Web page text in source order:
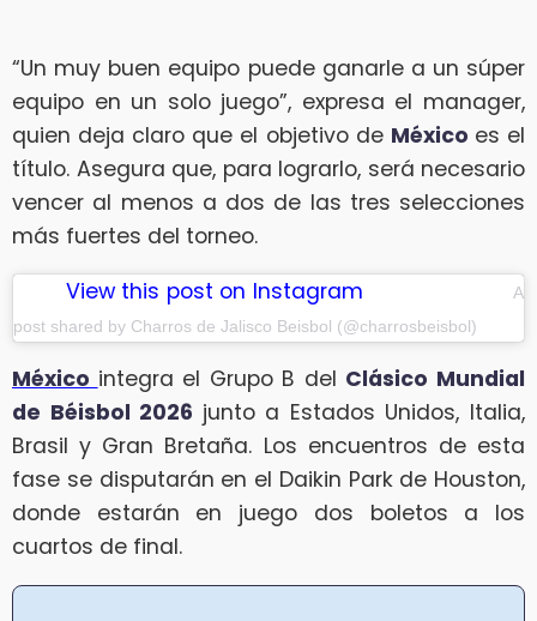
“Un muy buen equipo puede ganarle a un súper
equipo en un solo juego”, expresa el manager,
quien deja claro que el objetivo de México es el
título. Asegura que, para lograrlo, será necesario
vencer al menos a dos de las tres selecciones
más fuertes del torneo.
View this post on Instagram
A
post shared by Charros de Jalisco Beisbol (@charrosbeisbol)
México integra el Grupo B del Clásico Mundial
de Béisbol 2026 junto a Estados Unidos, Italia,
Brasil y Gran Bretaña. Los encuentros de esta
fase se disputarán en el Daikin Park de Houston,
donde estarán en juego dos boletos a los
cuartos de final.